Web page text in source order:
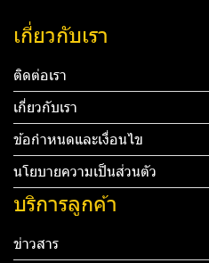
เกี่ยวกับเรา
ติดต่อเรา
เกี่ยวกับเรา
ข้อกำหนดและเงื่อนไข
นโยบายความเป็นส่วนตัว
บริการลูกค้า
ข่าวสาร